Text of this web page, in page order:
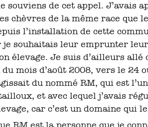
souviens de cet appel. J’avais
chèvres de la même race que
l’installation de cette
je souhaitais leur emprunter
élevage. Je suis d’ailleurs allé
mois d’août 2008, vers le 24
du nommé RM, qui est
et avec lequel j’avais
car c’est un domaine qui
RM est la personne que je